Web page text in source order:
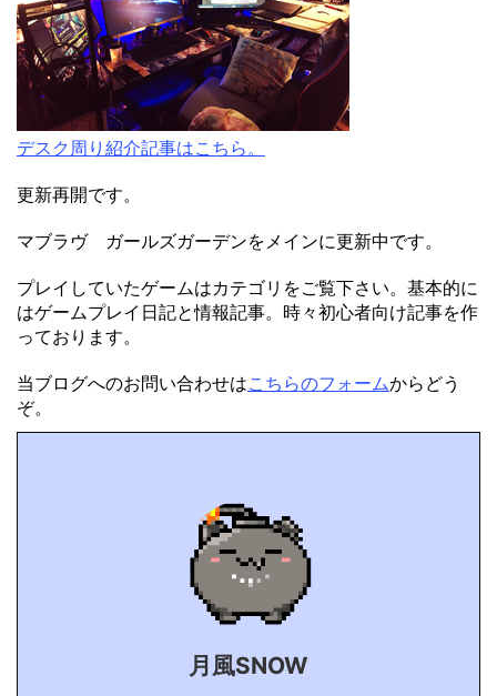
デスク周り紹介記事はこちら。
更新再開です。
マブラヴ ガールズガーデンをメインに更新中です。
プレイしていたゲームはカテゴリをご覧下さい。基本的に
はゲームプレイ日記と情報記事。時々初心者向け記事を作
っております。
当ブログへのお問い合わせはこちらのフォームからどう
ぞ。
月風SNOW